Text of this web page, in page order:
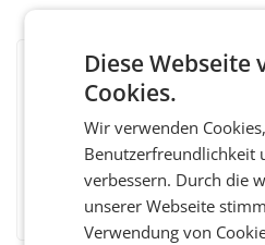
BEWERTEN SIE DIESEN ARTIKEL
FacebookTwitter MessengerWhatsApp
Diese Webseite
Cookies.
Wir verwenden
Benutzerfreundlichkeit
verbessern. Durch die
unserer Webseite
Verwendung von